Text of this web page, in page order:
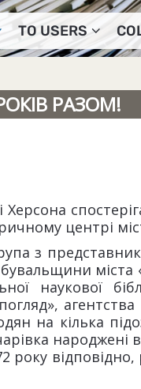
TO USERS
РАЗОМ!
центрі
з
міста
наукової
на кілька
року